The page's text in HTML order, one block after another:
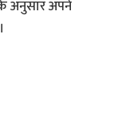
अनुसार अपने